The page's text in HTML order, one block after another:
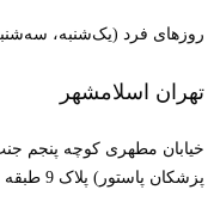
روزهای فرد (یک‌شنبه، سه‌شنبه و
تهران اسلامشهر
خیابان مطهری کوچه پنجم
پزشکان پاستور) پلاک 9 طبقه اول